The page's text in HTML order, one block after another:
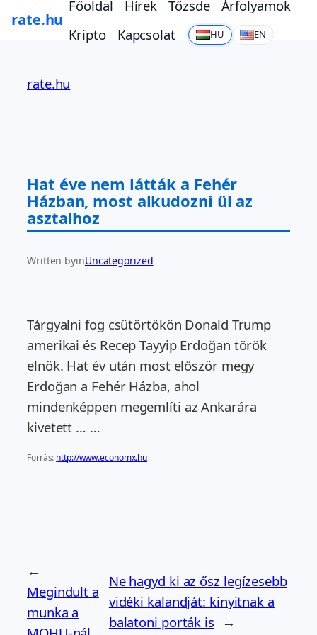
rate.hu
Főoldal Hírek Tőzsde
Árfolyamok
Kripto
Kapcsolat HU EN
tartalomhoz
rate.hu
Hat éve nem látták a Fehér
Házban, most alkudozni ül az
asztalhoz
Written byinUncategorized
Tárgyalni fog csütörtökön Donald Trump
amerikai és Recep Tayyip Erdoğan török
elnök. Hat év után most először megy
Erdoğan a Fehér Házba, ahol
mindenképpen megemlíti az Ankarára
kivetett … …
Forrás: http://www.economx.hu
←
Megindult a
munka a
Ne hagyd ki az ősz legízesebb
vidéki kalandját: kinyitnak a
balatoni porták is →